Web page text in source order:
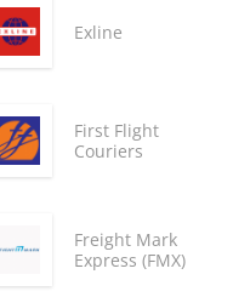
Exline
First Flight
Couriers
Freight Mark
Express (FMX)